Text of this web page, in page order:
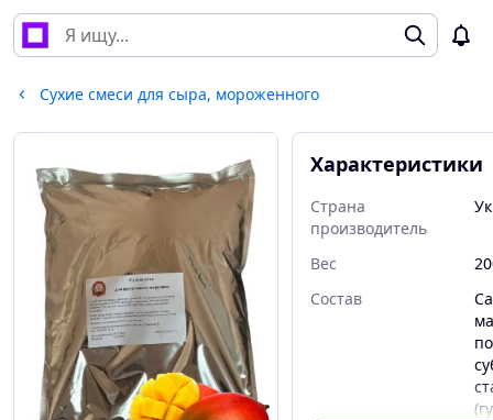
Сухие смеси для сыра, мороженного
Характеристики
Страна
производитель
Вес
Состав